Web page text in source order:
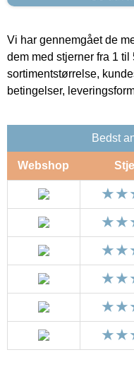
Vi har gennemgået de
dem med stjerner fra 1
sortimentstørrelse,
betingelser,
Bedst
Webshop